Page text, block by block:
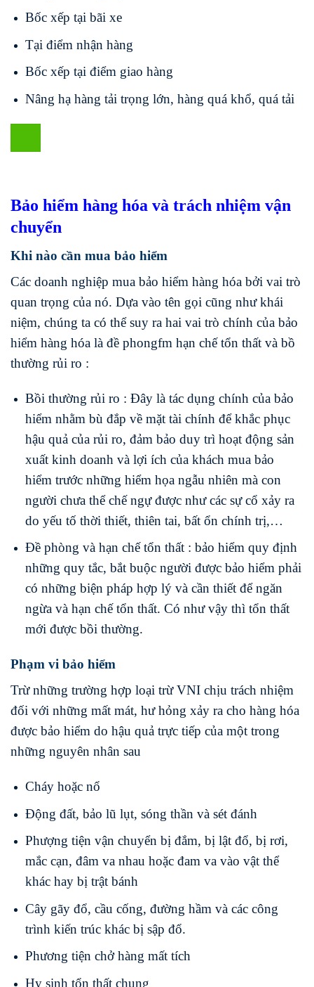
Bốc xếp tại bãi xe
Tại điểm nhận hàng
Bốc xếp tại điểm giao hàng
Nâng hạ hàng tải trọng lớn, hàng quá khổ, quá tải
Bảo hiểm hàng hóa và trách nhiệm vận
chuyển
Khi nào cần mua bảo hiểm
Các doanh nghiệp mua bảo hiểm hàng hóa bởi vai trò
quan trọng của nó. Dựa vào tên gọi cũng như khái
niệm, chúng ta có thể suy ra hai vai trò chính của bảo
hiểm hàng hóa là đề phongfm hạn chế tổn thất và bồ
thường rủi ro :
Bồi thường rủi ro : Đây là tác dụng chính của bảo
hiểm nhằm bù đắp về mặt tài chính để khắc phục
hậu quả của rủi ro, đảm bảo duy trì hoạt động sản
xuất kinh doanh và lợi ích của khách mua bảo
hiểm trước những hiểm họa ngẫu nhiên mà con
người chưa thể chế ngự được như các sự cổ xảy ra
do yếu tố thời thiết, thiên tai, bất ổn chính trị,…
Đề phòng và hạn chế tổn thất : bảo hiểm quy định
những quy tắc, bắt buộc người được bảo hiểm phải
có những biện pháp hợp lý và cần thiết để ngăn
ngừa và hạn chế tổn thất. Có như vậy thì tổn thất
mới được bồi thường.
Phạm vi bảo hiểm
Trừ những trường hợp loại trừ VNI chịu trách nhiệm
đối với những mất mát, hư hỏng xảy ra cho hàng hóa
được bảo hiểm do hậu quả trực tiếp của một trong
những nguyên nhân sau
Cháy hoặc nổ
Động đất, bảo lũ lụt, sóng thần và sét đánh
Phượng tiện vận chuyển bị đắm, bị lật đổ, bị rơi,
mắc cạn, đâm va nhau hoặc đam va vào vật thể
khác hay bị trật bánh
Cây gãy đổ, cầu cống, đường hầm và các công
trình kiến trúc khác bị sập đổ.
Phương tiện chở hàng mất tích
Hy sinh tổn thất chung